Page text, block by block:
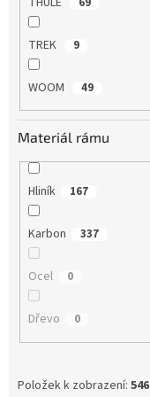
TREK 9
WOOM 49
Materiál rámu
Hliník 167
Karbon 337
Ocel 0
Dřevo 0
Položek k zobrazení: 546